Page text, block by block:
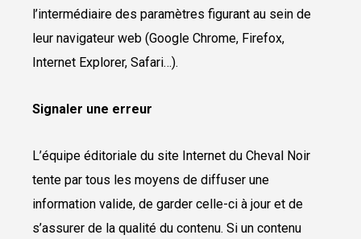
l’intermédiaire des paramètres figurant au sein de
leur navigateur web (Google Chrome, Firefox,
Internet Explorer, Safari…).
Signaler une erreur
L’équipe éditoriale du site Internet du Cheval Noir
tente par tous les moyens de diffuser une
information valide, de garder celle-ci à jour et de
s’assurer de la qualité du contenu. Si un contenu